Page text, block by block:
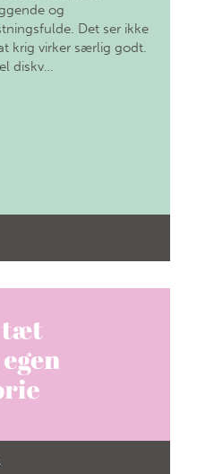
og
Det ser ikke
krig virker særlig godt.
diskv…